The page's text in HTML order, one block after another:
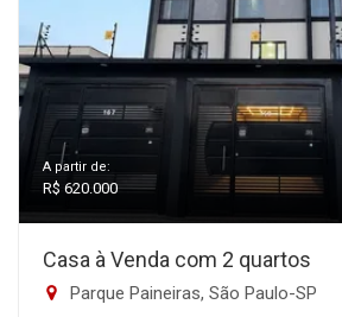
A partir de:
R$ 620.000
Casa à Venda com 2 quartos
Parque Paineiras, São Paulo-SP